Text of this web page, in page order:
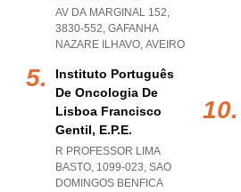
AV DA MARGINAL 152,
3830-552, GAFANHA
NAZARE ILHAVO, AVEIRO
Instituto Português
De Oncologia De
Lisboa Francisco
Gentil, E.p.e.
R PROFESSOR LIMA
BASTO, 1099-023, SAO
DOMINGOS BENFICA